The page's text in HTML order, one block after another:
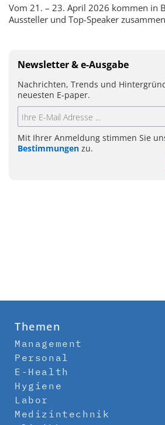
Vom 21. – 23. April 2026 kommen in
Aussteller und Top-Speaker
Newsletter & e-Ausgabe
Nachrichten, Trends und
neuesten E-paper.
Mit Ihrer Anmeldung stimmen Sie
Bestimmungen zu.
Themen
Management
Personal
E-Health
Hygiene
Labor
Medizintechnik